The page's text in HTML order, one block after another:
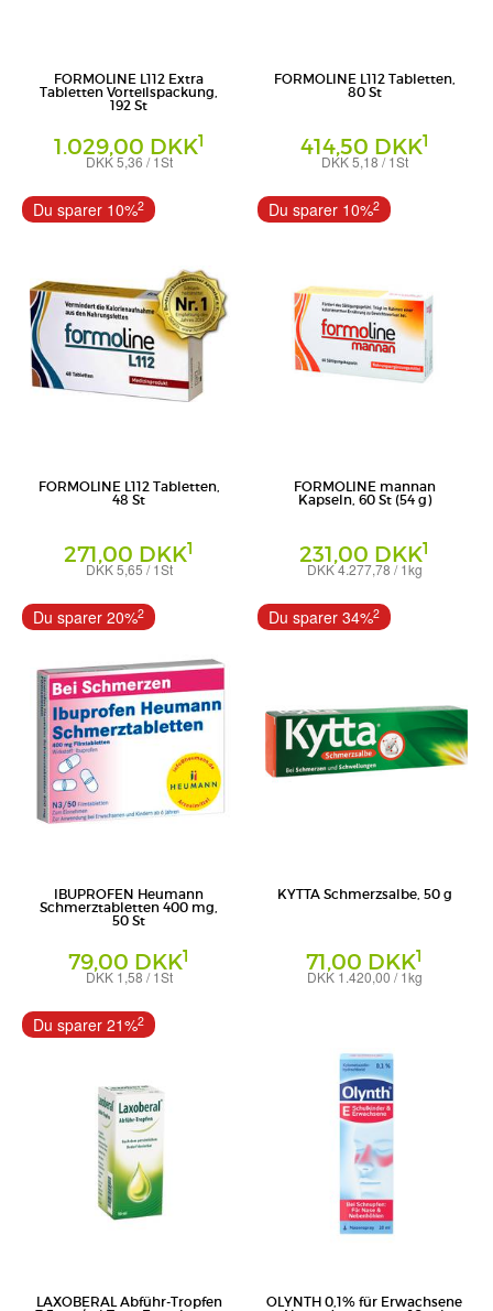
FORMOLINE L112 Extra
Tabletten Vorteilspackung,
192 St
1.029,00 DKK1
DKK 5,36 / 1St
Certmedica International GmbH
FORMOLINE L112 Tabletten,
80 St
414,50 DKK1
DKK 5,18 / 1St
Certmedica International GmbH
FORMOLINE L112 Tabletten,
48 St
271,00 DKK1
DKK 5,65 / 1St
Certmedica International GmbH
Du sparer 10%2
FORMOLINE mannan
Kapseln, 60 St (54 g)
231,00 DKK1
DKK 4.277,78 / 1kg
Certmedica International GmbH
Du sparer 10%2
IBUPROFEN Heumann
Schmerztabletten 400 mg,
50 St
79,00 DKK1
DKK 1,58 / 1St
HEUMANN PHARMA GmbH & Co.
Generica KG
Du sparer 20%2
KYTTA Schmerzsalbe, 50 g
71,00 DKK1
DKK 1.420,00 / 1kg
Du sparer 34%2
LAXOBERAL Abführ-Tropfen
Du sparer 21%2
OLYNTH 0,1% für Erwachsene